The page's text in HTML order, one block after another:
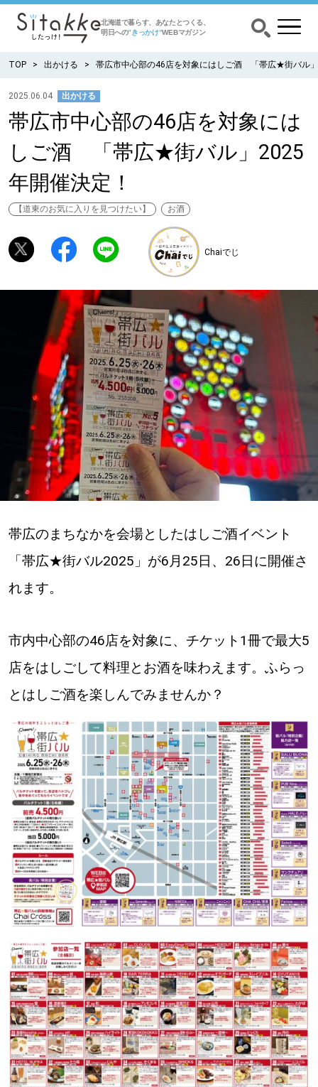
北海道で暮らす、あなたとつくる、
明日への”きっかけ”WEBマガジン
CATEGORY カテゴリー
食べる
出かける
暮らす
深める
ゆるむ
SitakkeTV
LOCAL ローカルエリア
道北
道東
道央
KEYWORD キーワード
Sitakke編集部あい
【いろんな価値観や生き方に触れたい】
Sitakke編集部 IKU 【まったり楽しみたい】
【暮らしの知恵を身につけたい】 札幌市
【札幌のお気に入りを見つけたい】
【道央のお気に入りを見つけたい】
【道北のお気に入りを見つけたい】
【道東のお気に入りを見つけたい】
TOP 出かける 帯広市中心部の46店を対象にはしご酒 「帯広★街バル
2025.06.04 出かける
帯広市中心部の46店を対象には
しご酒 「帯広★街バル」2025
年開催決定！
【道東のお気に入りを見つけたい】 お酒
Chaiでじ
帯広のまちなかを会場としたはしご酒イベント
「帯広★街バル2025」が6月25日、26日に開催さ
れます。
市内中心部の46店を対象に、チケット1冊で最大5
店をはしごして料理とお酒を味わえます。ふらっ
とはしご酒を楽しんでみませんか？